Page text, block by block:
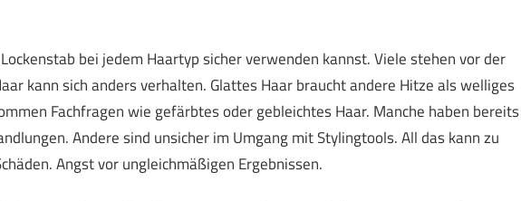
bei jedem Haartyp sicher verwenden kannst. Viele stehen vor der
kann sich anders verhalten. Glattes Haar braucht andere Hitze als welliges
Fachfragen wie gefärbtes oder gebleichtes Haar. Manche haben bereits
Andere sind unsicher im Umgang mit Stylingtools. All das kann zu
Angst vor ungleichmäßigen Ergebnissen.